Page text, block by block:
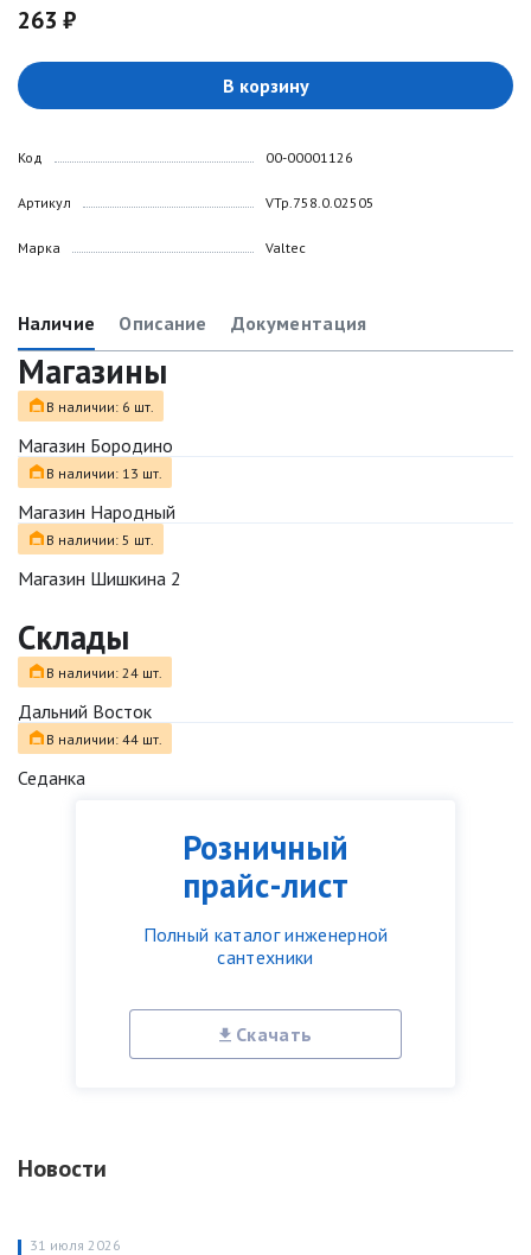
Розничный
прайс-лист
Полный каталог инженерной
сантехники
Скачать
Новости
31 июля 2026
263 ₽
В корзину
Код
Артикул
Марка
00-00001126
VTp.758.0.02505
Valtec
Наличие Описание Документация
Магазины
В наличии: 6 шт.
Магазин Бородино
В наличии: 13 шт.
Магазин Народный
В наличии: 5 шт.
Магазин Шишкина 2
Склады
В наличии: 24 шт.
Дальний Восток
В наличии: 44 шт.
Седанка